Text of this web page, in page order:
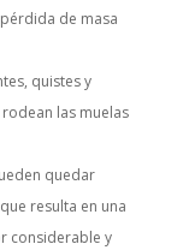
de masa
quistes y
las muelas
quedar
resulta en una
considerable y